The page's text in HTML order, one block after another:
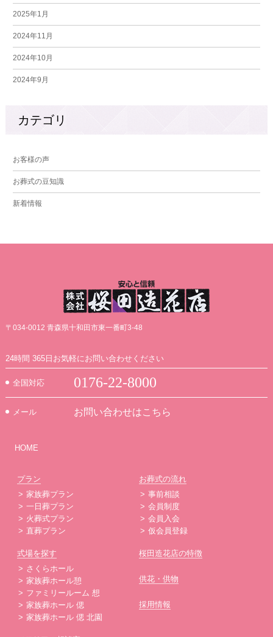
2025年1月
2024年11月
2024年10月
2024年9月
カテゴリ
お客様の声
お葬式の豆知識
新着情報
〒034-0012 青森県十和田市東一番町3-48
24時間 365日お気軽にお問い合わせください
全国対応 0176-22-8000
メール お問い合わせはこちら
HOME
プラン
家族葬プラン
一日葬プラン
火葬式プラン
直葬プラン
式場を探す
さくらホール
家族葬ホール憩
ファミリールーム 想
家族葬ホール 偲
家族葬ホール 偲 北園
お葬式の流れ
事前相談
会員制度
会員入会
仮会員登録
桜田造花店の特徴
供花・供物
採用情報